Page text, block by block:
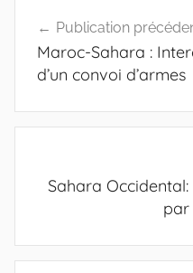
de
l’article
Publication
Maroc-Sahara :
d’un convoi d’armes
Sahara
par